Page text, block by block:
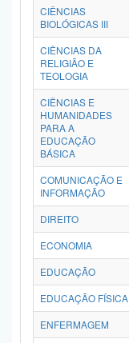
CIÊNCIAS
BIOLÓGICAS III
CIÊNCIAS DA
RELIGIÃO E
TEOLOGIA
CIÊNCIAS E
HUMANIDADES
PARA A
EDUCAÇÃO
BÁSICA
COMUNICAÇÃO E
INFORMAÇÃO
DIREITO
ECONOMIA
EDUCAÇÃO
EDUCAÇÃO FÍSICA
ENFERMAGEM